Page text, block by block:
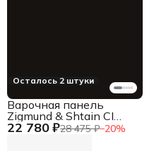
Осталось 2 штуки
22 780 ₽28 475 ₽−20%
Варочная панель
Zigmund & Shtain CI
24.4 B